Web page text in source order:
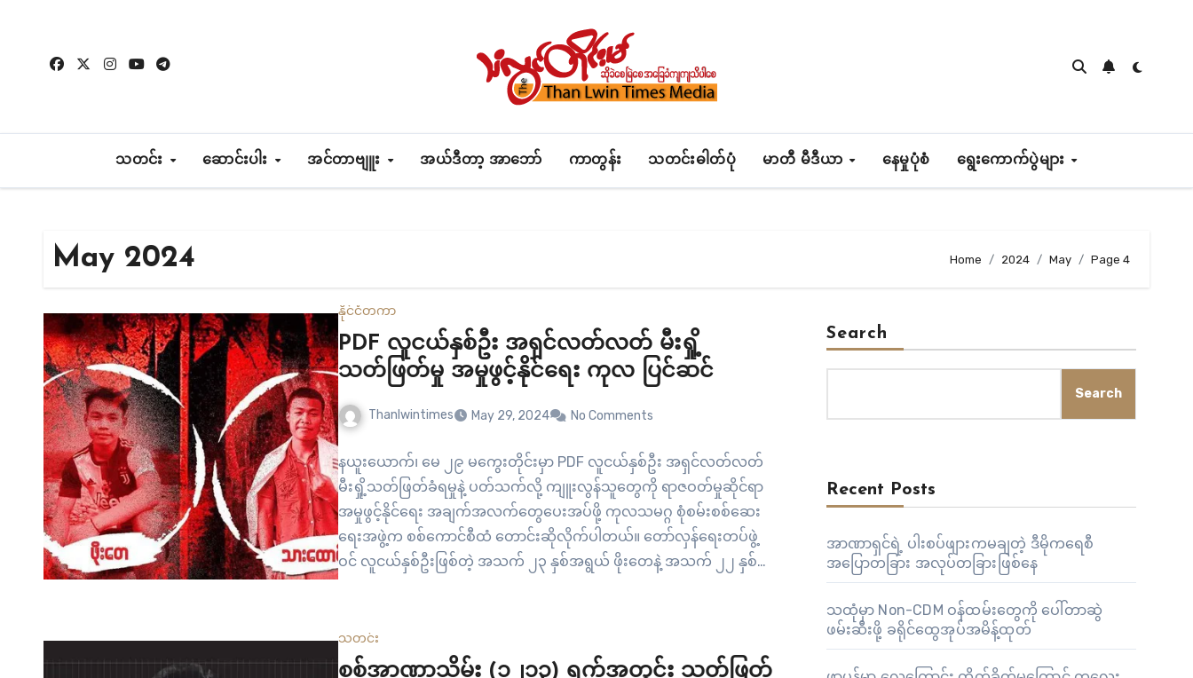
content
သတင်း ဆောင်းပါး အင်တာဗျူး အယ်ဒီတာ့ အာဘော် ကာတွန်း သတင်းဓါတ်ပုံ မာတီ မီဒီယာ နေမှုပုံစံ ရွေးကောက်ပွဲများ
May 2024 Home 2024 May Page 4
နိုင်ငံတကာ
PDF လူငယ်နှစ်ဦး အရှင်လတ်လတ် မီးရှို့
သတ်ဖြတ်မှု အမှုဖွင့်နိုင်ရေး ကုလ ပြင်ဆင်
Thanlwintimes May 29, 2024 No Comments
နယူးယောက်၊ မေ ၂၉ မကွေးတိုင်းမှာ PDF လူငယ်နှစ်ဦး အရှင်လတ်လတ်
မီးရှို့သတ်ဖြတ်ခံရမှုနဲ့ ပတ်သက်လို့ ကျူးလွန်သူတွေကို ရာဇဝတ်မှုဆိုင်ရာ
အမှုဖွင့်နိုင်ရေး အချက်အလက်တွေပေးအပ်ဖို့ ကုလသမဂ္ဂ စုံစမ်းစစ်ဆေး
ရေးအဖွဲ့က စစ်ကောင်စီထံ တောင်းဆိုလိုက်ပါတယ်။ တော်လှန်ရေးတပ်ဖွဲ့
ဝင် လူငယ်နှစ်ဦးဖြစ်တဲ့ အသက် ၂၃ နှစ်အရွယ် ဖိုးတေနဲ့ အသက် ၂၂ နှစ်
သတင်း
စစ်အာဏာသိမ်း (၁၂၁၃) ရက်အတွင်း သတ်ဖြတ်
Search
Search
Recent Posts
အာဏာရှင်ရဲ့ ပါးစပ်ဖျားကမချတဲ့ ဒီမိုကရေစီ
အပြောတခြား အလုပ်တခြားဖြစ်နေ
သထုံမှာ Non-CDM ဝန်ထမ်းတွေကို ပေါ်တာဆွဲ
ဖမ်းဆီးဖို့ ခရိုင်ထွေအုပ်အမိန့်ထုတ်